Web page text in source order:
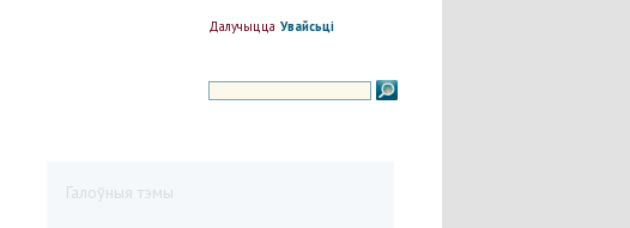
Далучыцца Увайсьці
Галоўныя тэмы